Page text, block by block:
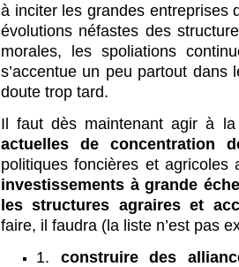
à inciter les grandes entreprises
évolutions néfastes des
morales, les spoliations
s’accentue un peu partout
doute trop tard.
Il faut dès maintenant agir à
actuelles de concentration
politiques foncières et
investissements à grande
les structures agraires et
faire, il faudra (la liste n’est pas
1. construire des